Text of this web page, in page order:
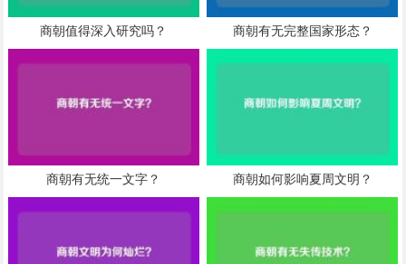
商朝值得深入研究吗？ 商朝有无完整国家形态？
商朝有无统一文字？ 商朝如何影响夏周文明？